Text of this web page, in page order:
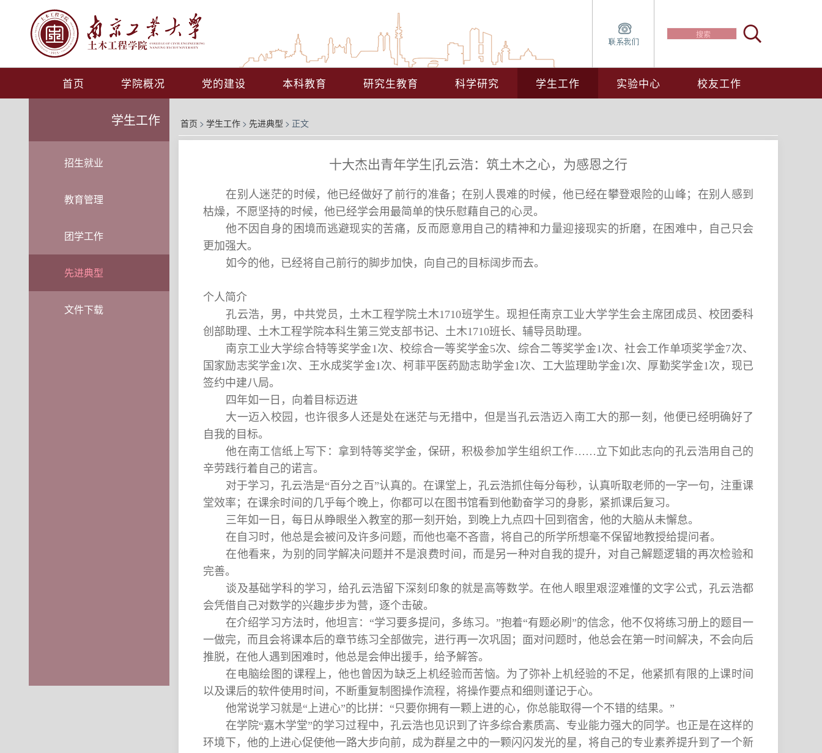
首页 学院概况 党的建设 本科教育 研究生教育 科学研究 学生工作 实验中心 校友工作
学生工作
招生就业
教育管理
团学工作
先进典型
文件下载
首页 > 学生工作 > 先进典型 > 正文
十大杰出青年学生|孔云浩：筑土木之心，为感恩之行
在别人迷茫的时候，他已经做好了前行的准备；在别人畏难的时候，他已经在攀登艰险的山峰；在别人感到
枯燥，不愿坚持的时候，他已经学会用最简单的快乐慰藉自己的心灵。
他不因自身的困境而逃避现实的苦痛，反而愿意用自己的精神和力量迎接现实的折磨，在困难中，自己只会
更加强大。
如今的他，已经将自己前行的脚步加快，向自己的目标阔步而去。
个人简介
孔云浩，男，中共党员，土木工程学院土木1710班学生。现担任南京工业大学学生会主席团成员、校团委科
创部助理、土木工程学院本科生第三党支部书记、土木1710班长、辅导员助理。
南京工业大学综合特等奖学金1次、校综合一等奖学金5次、综合二等奖学金1次、社会工作单项奖学金7次、
国家励志奖学金1次、王水成奖学金1次、柯菲平医药励志助学金1次、工大监理助学金1次、厚勤奖学金1次，现已
签约中建八局。
四年如一日，向着目标迈进
大一迈入校园，也许很多人还是处在迷茫与无措中，但是当孔云浩迈入南工大的那一刻，他便已经明确好了
自我的目标。
他在南工信纸上写下：拿到特等奖学金，保研，积极参加学生组织工作……立下如此志向的孔云浩用自己的
辛劳践行着自己的诺言。
对于学习，孔云浩是“百分之百”认真的。在课堂上，孔云浩抓住每分每秒，认真听取老师的一字一句，注重课
堂效率；在课余时间的几乎每个晚上，你都可以在图书馆看到他勤奋学习的身影，紧抓课后复习。
三年如一日，每日从睁眼坐入教室的那一刻开始，到晚上九点四十回到宿舍，他的大脑从未懈怠。
在自习时，他总是会被问及许多问题，而他也毫不吝啬，将自己的所学所想毫不保留地教授给提问者。
在他看来，为别的同学解决问题并不是浪费时间，而是另一种对自我的提升，对自己解题逻辑的再次检验和
完善。
谈及基础学科的学习，给孔云浩留下深刻印象的就是高等数学。在他人眼里艰涩难懂的文字公式，孔云浩都
会凭借自己对数学的兴趣步步为营，逐个击破。
在介绍学习方法时，他坦言：“学习要多提问，多练习。”抱着“有题必刷”的信念，他不仅将练习册上的题目一
一做完，而且会将课本后的章节练习全部做完，进行再一次巩固；面对问题时，他总会在第一时间解决，不会向后
推脱，在他人遇到困难时，他总是会伸出援手，给予解答。
在电脑绘图的课程上，他也曾因为缺乏上机经验而苦恼。为了弥补上机经验的不足，他紧抓有限的上课时间
以及课后的软件使用时间，不断重复制图操作流程，将操作要点和细则谨记于心。
他常说学习就是“上进心”的比拼：“只要你拥有一颗上进的心，你总能取得一个不错的结果。”
在学院“嘉木学堂”的学习过程中，孔云浩也见识到了许多综合素质高、专业能力强大的同学。也正是在这样的
环境下，他的上进心促使他一路大步向前，成为群星之中的一颗闪闪发光的星，将自己的专业素养提升到了一个新